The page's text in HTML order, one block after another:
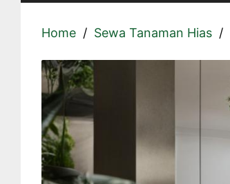
Home Sewa Tanaman Hias